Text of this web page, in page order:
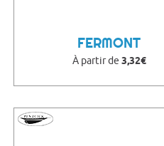
FERMONT
À partir de 3,32€